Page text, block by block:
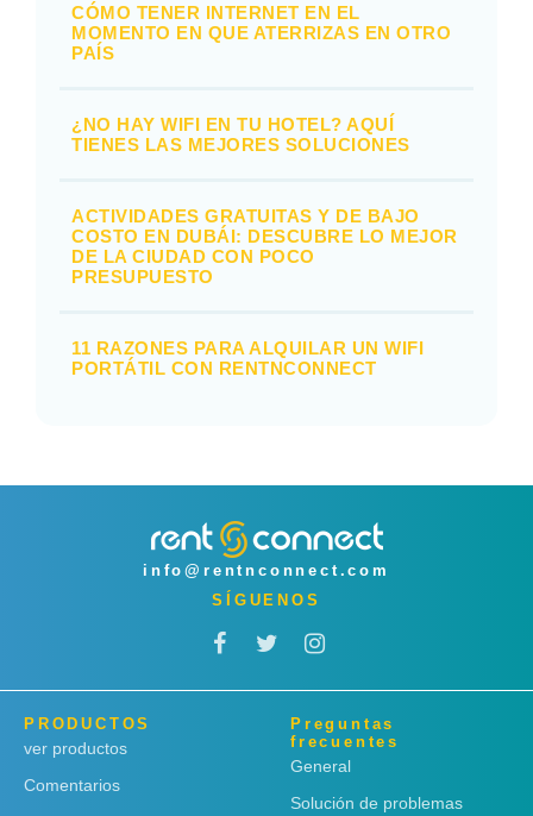
CÓMO TENER INTERNET EN EL
MOMENTO EN QUE ATERRIZAS EN OTRO
PAÍS
¿NO HAY WIFI EN TU HOTEL? AQUÍ
TIENES LAS MEJORES SOLUCIONES
ACTIVIDADES GRATUITAS Y DE BAJO
COSTO EN DUBÁI: DESCUBRE LO MEJOR
DE LA CIUDAD CON POCO
PRESUPUESTO
11 RAZONES PARA ALQUILAR UN WIFI
PORTÁTIL CON RENTNCONNECT
info@rentnconnect.com
SÍGUENOS
PRODUCTOS
ver productos
Comentarios
Preguntas
frecuentes
General
Solución de problemas